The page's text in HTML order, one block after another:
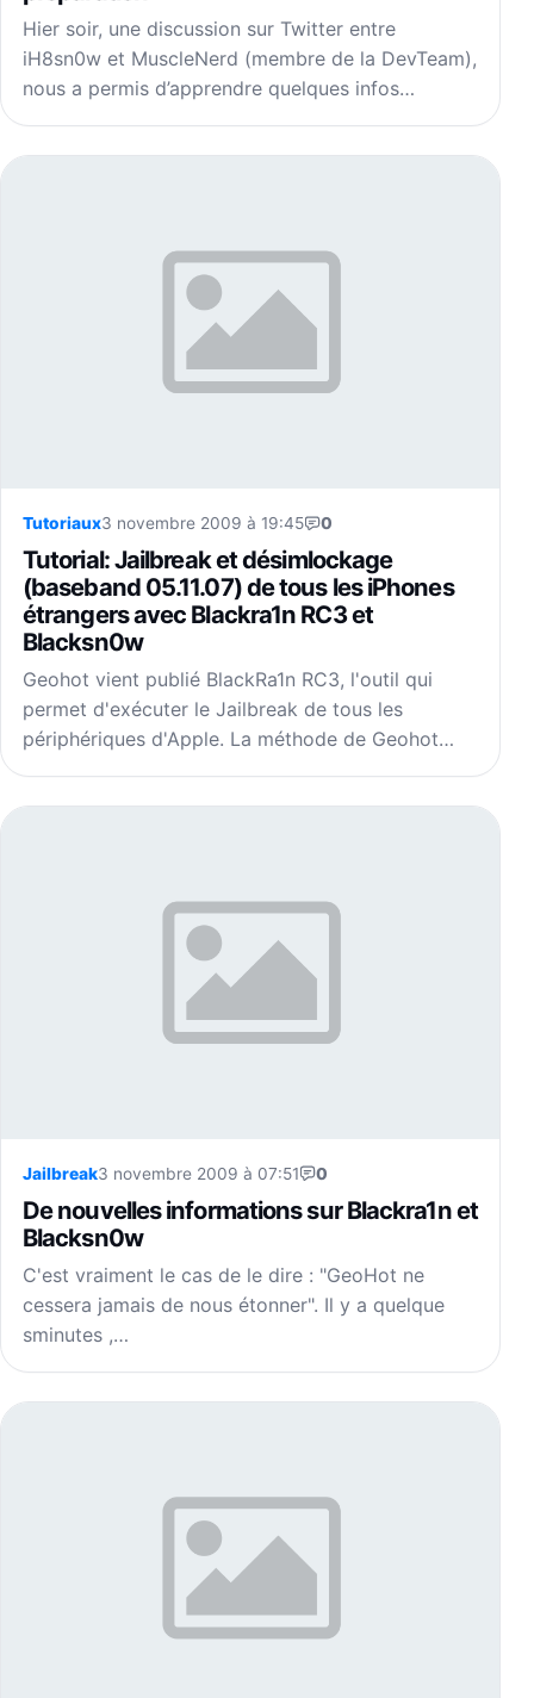
Hier soir, une discussion sur Twitter entre
iH8sn0w et MuscleNerd (membre de la DevTeam),
nous a permis d’apprendre quelques infos…
Tutoriaux3 novembre 2009 à 19:45 0
Tutorial: Jailbreak et désimlockage
(baseband 05.11.07) de tous les iPhones
étrangers avec Blackra1n RC3 et
Blacksn0w
Geohot vient publié BlackRa1n RC3, l'outil qui
permet d'exécuter le Jailbreak de tous les
périphériques d'Apple. La méthode de Geohot…
Jailbreak3 novembre 2009 à 07:51 0
De nouvelles informations sur Blackra1n et
Blacksn0w
C'est vraiment le cas de le dire : "GeoHot ne
cessera jamais de nous étonner". Il y a quelque
sminutes ,…